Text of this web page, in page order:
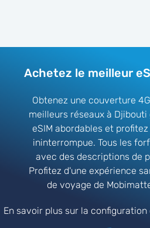
Achetez le meilleur
Obtenez une couverture
meilleurs réseaux à
eSIM abordables et
ininterrompue. Tous les
avec des descriptions de
Profitez d'une expérience
de voyage de
En savoir plus sur la